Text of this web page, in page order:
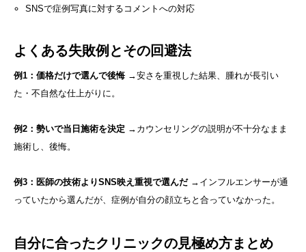
SNSで症例写真に対するコメントへの対応
よくある失敗例とその回避法
例1：価格だけで選んで後悔 →安さを重視した結果、腫れが長引い
た・不自然な仕上がりに。
例2：勢いで当日施術を決定 →カウンセリングの説明が不十分なまま
施術し、後悔。
例3：医師の技術よりSNS映え重視で選んだ→インフルエンサーが通
っていたから選んだが、症例が自分の顔立ちと合っていなかった。
自分に合ったクリニックの見極め方まとめ